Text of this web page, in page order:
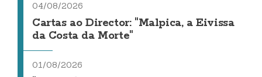
04/08/2026
Cartas ao Director: "Malpica, a Eivissa
da Costa da Morte"
01/08/2026